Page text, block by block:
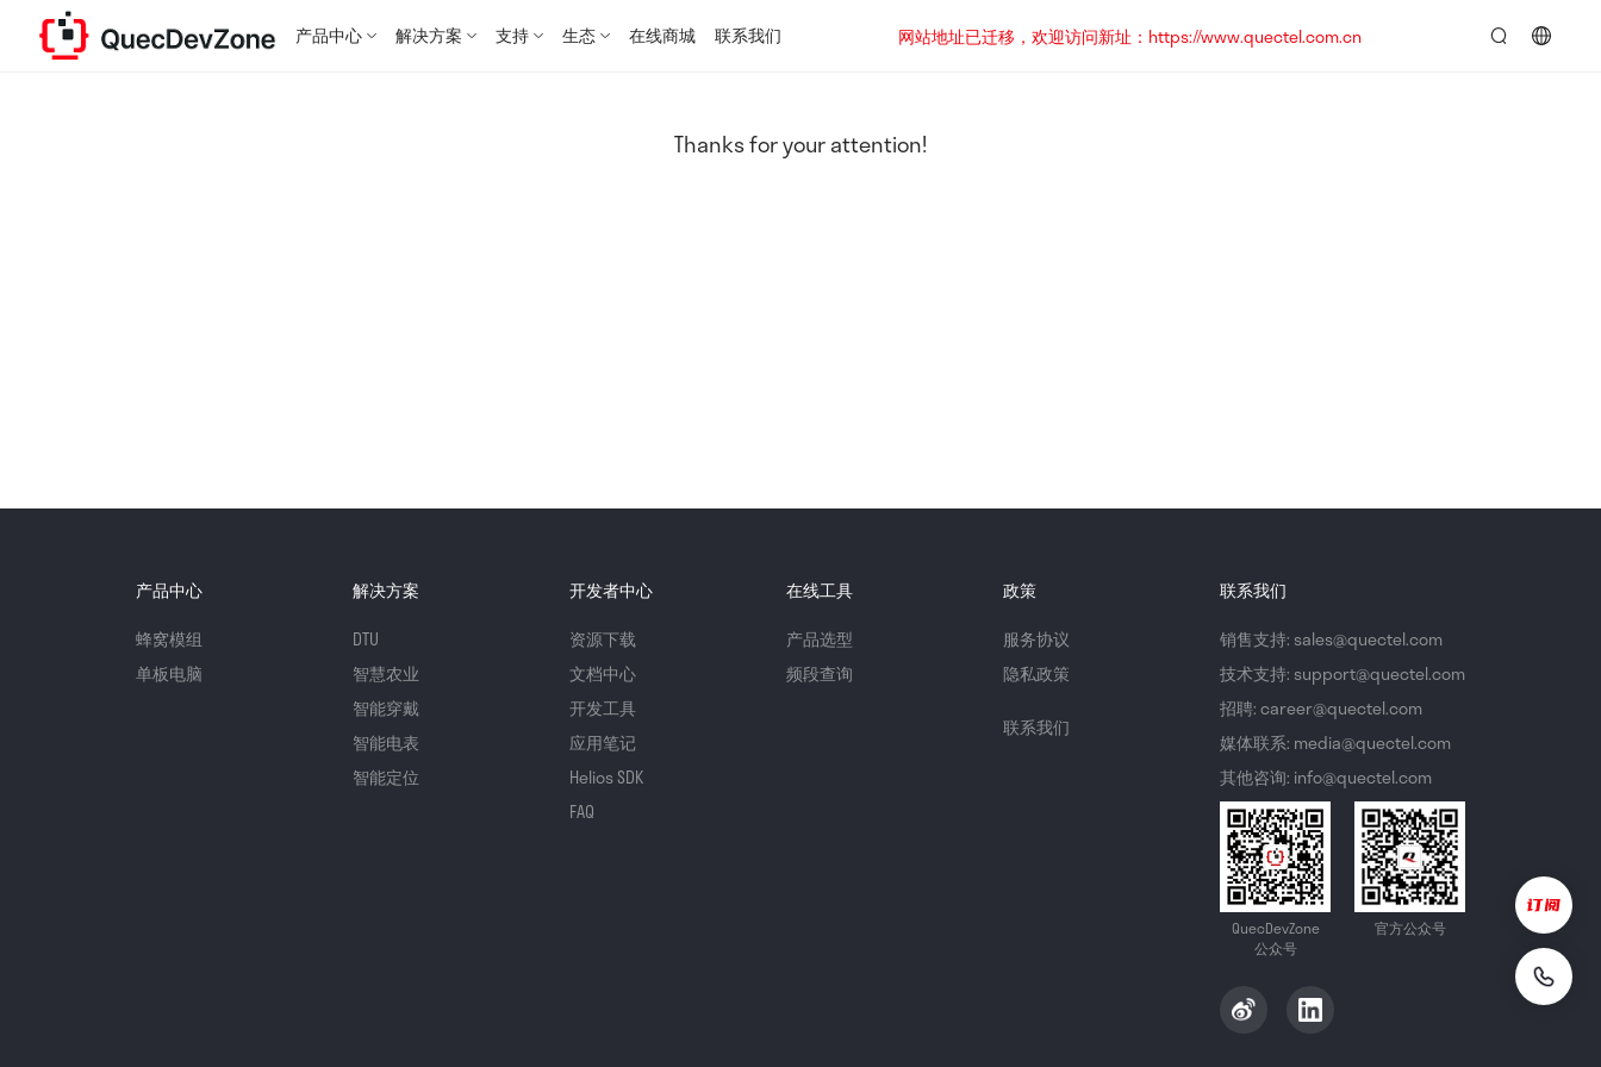
产品中心 解决方案 支持 生态 在线商城 联系我们
网站地址已迁移，欢迎访问新址：https://www.quectel.com.cn
Thanks for your attention!
产品中心
蜂窝模组
单板电脑
解决方案
DTU
智慧农业
智能穿戴
智能电表
智能定位
开发者中心
资源下载
文档中心
开发工具
应用笔记
Helios SDK
FAQ
在线工具
产品选型
频段查询
政策
服务协议
隐私政策
联系我们
联系我们
销售支持: sales@quectel.com
技术支持: support@quectel.com
招聘: career@quectel.com
媒体联系: media@quectel.com
其他咨询: info@quectel.com
QuecDevZone
公众号
官方公众号